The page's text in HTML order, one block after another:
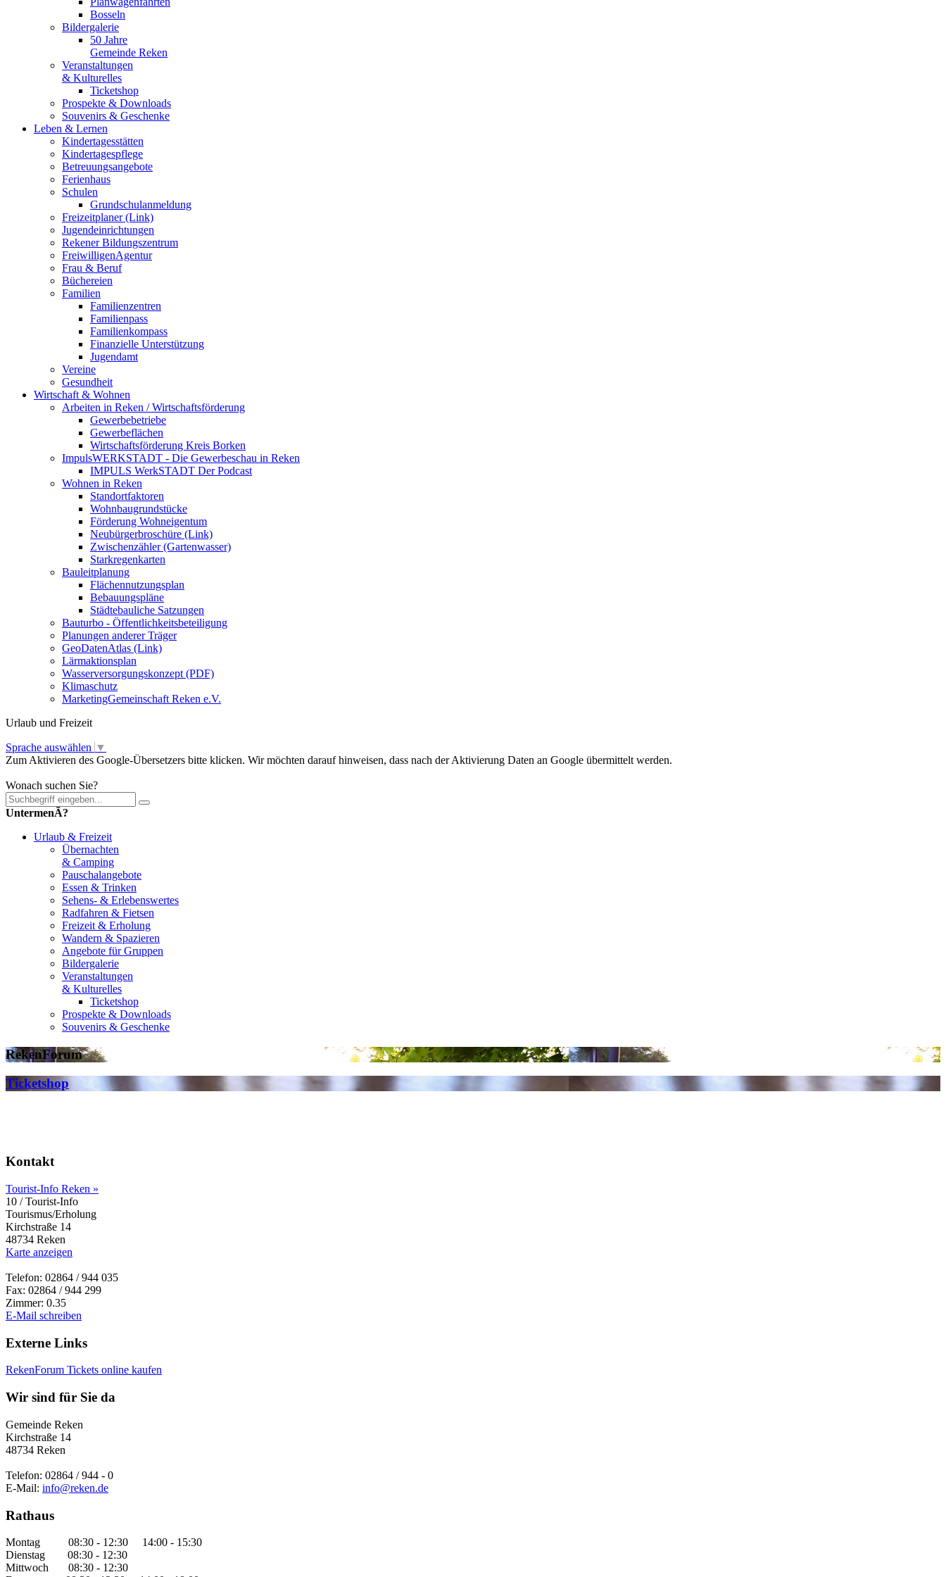
Bosseln
Bildergalerie
50 Jahre
Gemeinde Reken
Veranstaltungen
& Kulturelles
Ticketshop
Prospekte & Downloads
Souvenirs & Geschenke
Leben & Lernen
Kindertagesstätten
Kindertagespflege
Betreuungsangebote
Ferienhaus
Schulen
Grundschulanmeldung
Freizeitplaner (Link)
Jugendeinrichtungen
Rekener Bildungszentrum
FreiwilligenAgentur
Frau & Beruf
Büchereien
Familien
Familienzentren
Familienpass
Familienkompass
Finanzielle Unterstützung
Jugendamt
Vereine
Gesundheit
Wirtschaft & Wohnen
Arbeiten in Reken / Wirtschaftsförderung
Gewerbebetriebe
Gewerbeflächen
Wirtschaftsförderung Kreis Borken
ImpulsWERKSTADT - Die Gewerbeschau in Reken
IMPULS WerkSTADT Der Podcast
Wohnen in Reken
Standortfaktoren
Wohnbaugrundstücke
Förderung Wohneigentum
Neubürgerbroschüre (Link)
Zwischenzähler (Gartenwasser)
Starkregenkarten
Bauleitplanung
Flächennutzungsplan
Bebauungspläne
Städtebauliche Satzungen
Bauturbo - Öffentlichkeitsbeteiligung
Planungen anderer Träger
GeoDatenAtlas (Link)
Lärmaktionsplan
Wasserversorgungskonzept (PDF)
Klimaschutz
MarketingGemeinschaft Reken e.V.
Urlaub und Freizeit
Sprache auswählen ▼
Zum Aktivieren des Google-Übersetzers bitte klicken. Wir möchten darauf hinweisen, dass nach der Aktivierung Daten an Google übermittelt werden.
Wonach suchen Sie?
UntermenÃ?
Urlaub & Freizeit
Übernachten
& Camping
Pauschalangebote
Essen & Trinken
Sehens- & Erlebenswertes
Radfahren & Fietsen
Freizeit & Erholung
Wandern & Spazieren
Angebote für Gruppen
Bildergalerie
Veranstaltungen
& Kulturelles
Ticketshop
Prospekte & Downloads
Souvenirs & Geschenke
RekenForum
Ticketshop
Kontakt
Tourist-Info Reken »
10 / Tourist-Info
Tourismus/Erholung
Kirchstraße 14
48734 Reken
Karte anzeigen
Telefon: 02864 / 944 035
Fax: 02864 / 944 299
Zimmer: 0.35
E-Mail schreiben
Externe Links
RekenForum Tickets online kaufen
Wir sind für Sie da
Gemeinde Reken
Kirchstraße 14
48734 Reken
Telefon: 02864 / 944 - 0
E-Mail: info@reken.de
Rathaus
Montag 08:30 - 12:30 14:00 - 15:30
Dienstag 08:30 - 12:30
Mittwoch 08:30 - 12:30